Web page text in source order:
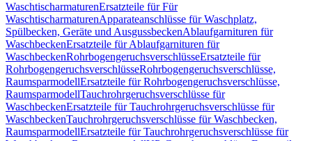
WaschtischarmaturenErsatzteile für Für
WaschtischarmaturenApparateanschlüsse für Waschplatz,
Spülbecken, Geräte und AusgussbeckenAblaufgarnituren für
WaschbeckenErsatzteile für Ablaufgarnituren für
WaschbeckenRohrbogengeruchsverschlüsseErsatzteile für
RohrbogengeruchsverschlüsseRohrbogengeruchsverschlüsse,
RaumsparmodellErsatzteile für Rohrbogengeruchsverschlüsse,
RaumsparmodellTauchrohrgeruchsverschlüsse für
WaschbeckenErsatzteile für Tauchrohrgeruchsverschlüsse für
WaschbeckenTauchrohrgeruchsverschlüsse für Waschbecken,
RaumsparmodellErsatzteile für Tauchrohrgeruchsverschlüsse für